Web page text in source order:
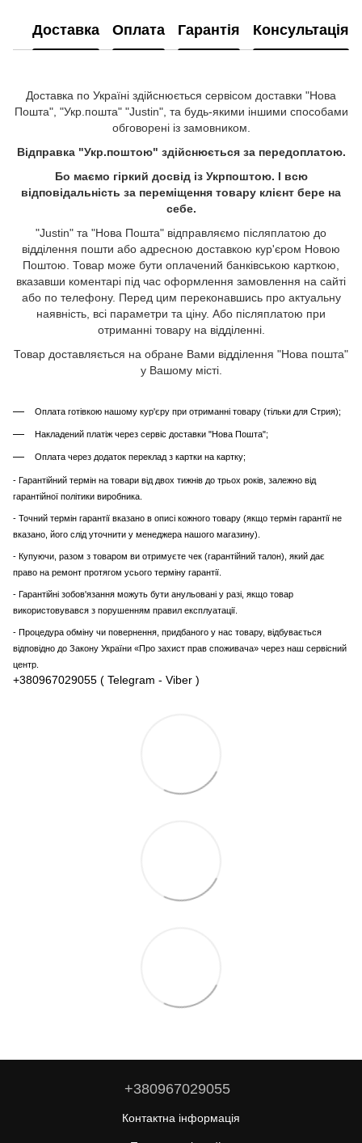
Доставка Оплата Гарантія Консультація
Доставка по Україні здійснюється сервісом доставки "Нова
Пошта", "Укр.пошта" "Justin", та будь-якими іншими способами
обговорені із замовником.
Відправка "Укр.поштою" здійснюється за передоплатою.
Бо маємо гіркий досвід із Укрпоштою. І всю
відповідальність за переміщення товару клієнт бере на
себе.
"Justin" та "Нова Пошта" відправляємо післяплатою до
відділення пошти або адресною доставкою кур'єром Новою
Поштою. Товар може бути оплачений банківською карткою,
вказавши коментарі під час оформлення замовлення на сайті
або по телефону. Перед цим переконавшись про актуальну
наявність, всі параметри та ціну. Або післяплатою при
отриманні товару на відділенні.
Товар доставляється на обране Вами відділення "Нова пошта"
у Вашому місті.
Оплата готівкою нашому кур'єру при отриманні товару (тільки для Стрия);
Накладений платіж через сервіс доставки "Нова Пошта";
Оплата через додаток переклад з картки на картку;
- Гарантійний термін на товари від двох тижнів до трьох років, залежно від
гарантійної політики виробника.
- Точний термін гарантії вказано в описі кожного товару (якщо термін гарантії не
вказано, його слід уточнити у менеджера нашого магазину).
- Купуючи, разом з товаром ви отримуєте чек (гарантійний талон), який дає
право на ремонт протягом усього терміну гарантії.
- Гарантійні зобов'язання можуть бути анульовані у разі, якщо товар
використовувався з порушенням правил експлуатації.
- Процедура обміну чи повернення, придбаного у нас товару, відбувається
відповідно до Закону України «Про захист прав споживача» через наш сервісний
центр.
+380967029055 ( Telegram - Viber )
+380967029055
Контактна інформація